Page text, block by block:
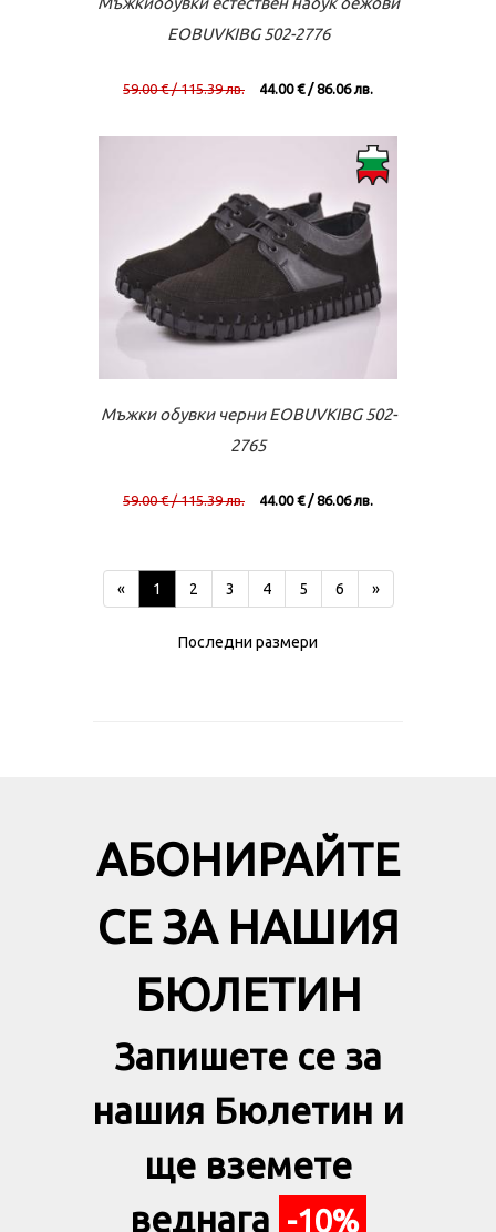
EOBUVKIBG 502-2776
59.00 € / 115.39 лв. 44.00 € / 86.06 лв.
Към касата Виж повече
Мъжки обувки черни EOBUVKIBG 502-
2765
59.00 € / 115.39 лв. 44.00 € / 86.06 лв.
« 1 2 3 4 5 6 »
Последни размери
АБОНИРАЙТЕ
СЕ ЗА НАШИЯ
БЮЛЕТИН
Запишете се за
нашия Бюлетин и
ще вземете
веднага -10%